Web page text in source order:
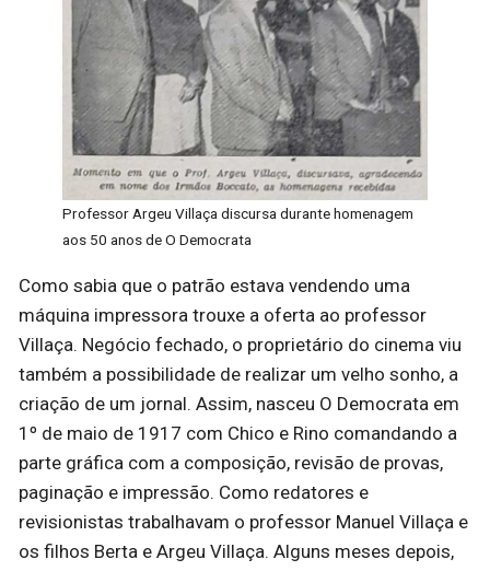
Professor Argeu Villaça discursa durante homenagem
aos 50 anos de O Democrata
Como sabia que o patrão estava vendendo uma
máquina impressora trouxe a oferta ao professor
Villaça. Negócio fechado, o proprietário do cinema viu
também a possibilidade de realizar um velho sonho, a
criação de um jornal. Assim, nasceu O Democrata em
1º de maio de 1917 com Chico e Rino comandando a
parte gráfica com a composição, revisão de provas,
paginação e impressão. Como redatores e
revisionistas trabalhavam o professor Manuel Villaça e
os filhos Berta e Argeu Villaça. Alguns meses depois,